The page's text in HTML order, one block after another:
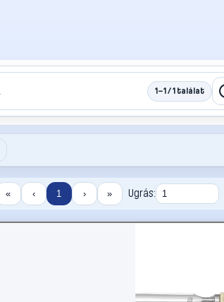
1–1 / 1 találat
« ‹ 1 › » Ugrás: